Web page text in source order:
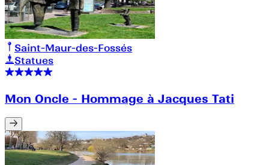
Saint-Maur-des-Fossés
Statues
Mon Oncle - Hommage à Jacques Tati